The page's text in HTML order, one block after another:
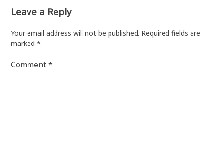
Leave a Reply
Your email address will not be published. Required fields are
marked*
Comment*